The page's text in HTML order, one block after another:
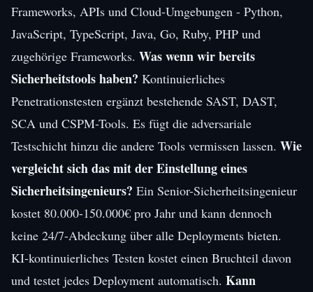
Frameworks, APIs und Cloud-Umgebungen - Python,
JavaScript, TypeScript, Java, Go, Ruby, PHP und
zugehörige Frameworks. Was wenn wir bereits
Sicherheitstools haben? Kontinuierliches
Penetrationstesten ergänzt bestehende SAST, DAST,
SCA und CSPM-Tools. Es fügt die adversariale
Testschicht hinzu die andere Tools vermissen lassen. Wie
vergleicht sich das mit der Einstellung eines
Sicherheitsingenieurs? Ein Senior-Sicherheitsingenieur
kostet 80.000-150.000€ pro Jahr und kann dennoch
keine 24/7-Abdeckung über alle Deployments bieten.
KI-kontinuierliches Testen kostet einen Bruchteil davon
und testet jedes Deployment automatisch. Kann